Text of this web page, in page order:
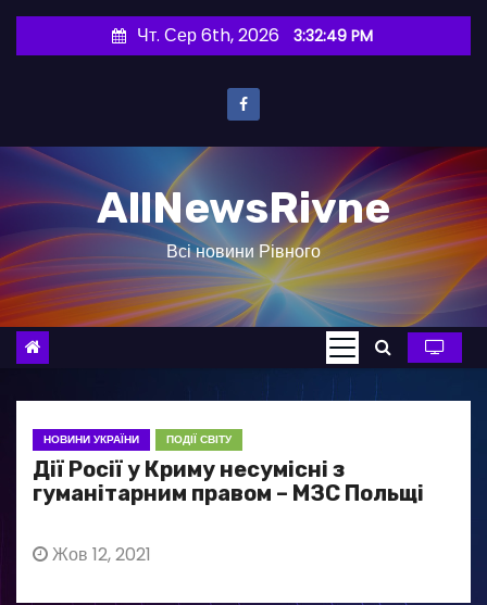
и
о
в
Чт. Сер 6th, 2026 3:32:50 PM
AllNewsRivne
Всі новини Рівного
НОВИНИ УКРАЇНИ ПОДІЇ СВІТУ
Дії Росії у Криму несумісні з
гуманітарним правом – МЗС Польщі
Жов 12, 2021